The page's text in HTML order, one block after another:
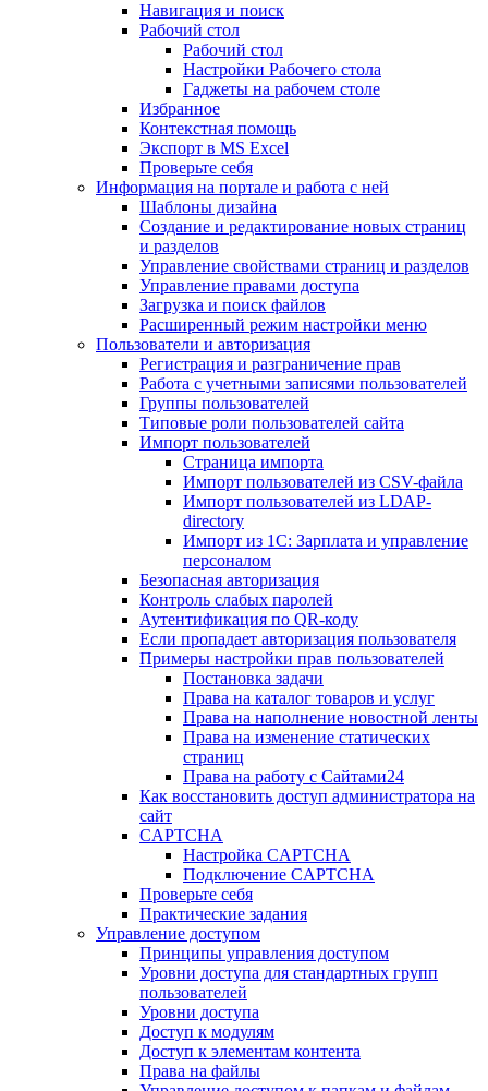
Навигация и поиск
Рабочий стол
Рабочий стол
Настройки Рабочего стола
Гаджеты на рабочем столе
Избранное
Контекстная помощь
Экспорт в MS Excel
Проверьте себя
Информация на портале и работа с ней
Шаблоны дизайна
Создание и редактирование новых страниц
и разделов
Управление свойствами страниц и разделов
Управление правами доступа
Загрузка и поиск файлов
Расширенный режим настройки меню
Пользователи и авторизация
Регистрация и разграничение прав
Работа с учетными записями пользователей
Группы пользователей
Типовые роли пользователей сайта
Импорт пользователей
Страница импорта
Импорт пользователей из CSV-файла
Импорт пользователей из LDAP-
directory
Импорт из 1С: Зарплата и управление
персоналом
Безопасная авторизация
Контроль слабых паролей
Аутентификация по QR-коду
Если пропадает авторизация пользователя
Примеры настройки прав пользователей
Постановка задачи
Права на каталог товаров и услуг
Права на наполнение новостной ленты
Права на изменение статических
страниц
Права на работу с Сайтами24
Как восстановить доступ администратора на
сайт
CAPTCHA
Настройка CAPTCHA
Подключение CAPTCHA
Проверьте себя
Практические задания
Управление доступом
Принципы управления доступом
Уровни доступа для стандартных групп
пользователей
Уровни доступа
Доступ к модулям
Доступ к элементам контента
Права на файлы